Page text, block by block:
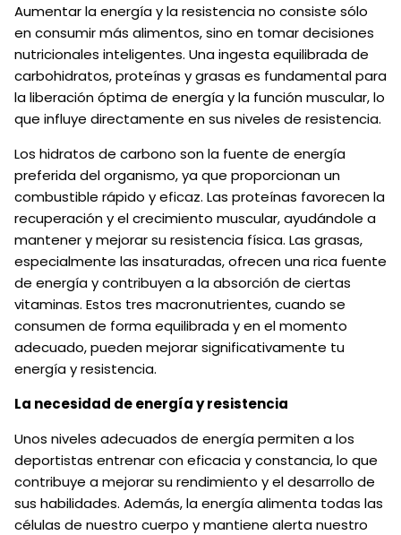
Aumentar la energía y la resistencia no consiste sólo
en consumir más alimentos, sino en tomar decisiones
nutricionales inteligentes. Una ingesta equilibrada de
carbohidratos, proteínas y grasas es fundamental para
la liberación óptima de energía y la función muscular, lo
que influye directamente en sus niveles de resistencia.
Los hidratos de carbono son la fuente de energía
preferida del organismo, ya que proporcionan un
combustible rápido y eficaz. Las proteínas favorecen la
recuperación y el crecimiento muscular, ayudándole a
mantener y mejorar su resistencia física. Las grasas,
especialmente las insaturadas, ofrecen una rica fuente
de energía y contribuyen a la absorción de ciertas
vitaminas. Estos tres macronutrientes, cuando se
consumen de forma equilibrada y en el momento
adecuado, pueden mejorar significativamente tu
energía y resistencia.
La necesidad de energía y resistencia
Unos niveles adecuados de energía permiten a los
deportistas entrenar con eficacia y constancia, lo que
contribuye a mejorar su rendimiento y el desarrollo de
sus habilidades. Además, la energía alimenta todas las
células de nuestro cuerpo y mantiene alerta nuestro